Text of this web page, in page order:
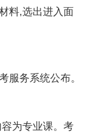
料,选出进入面
服务系统公布。
为专业课。考